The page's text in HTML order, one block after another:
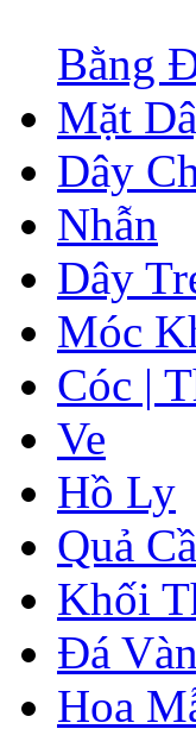
Bằng
Mặt
Dây
Nhẫn
Dây
Móc
Cóc |
Ve
Hồ Ly
Quả
Khối
Đá
Hoa